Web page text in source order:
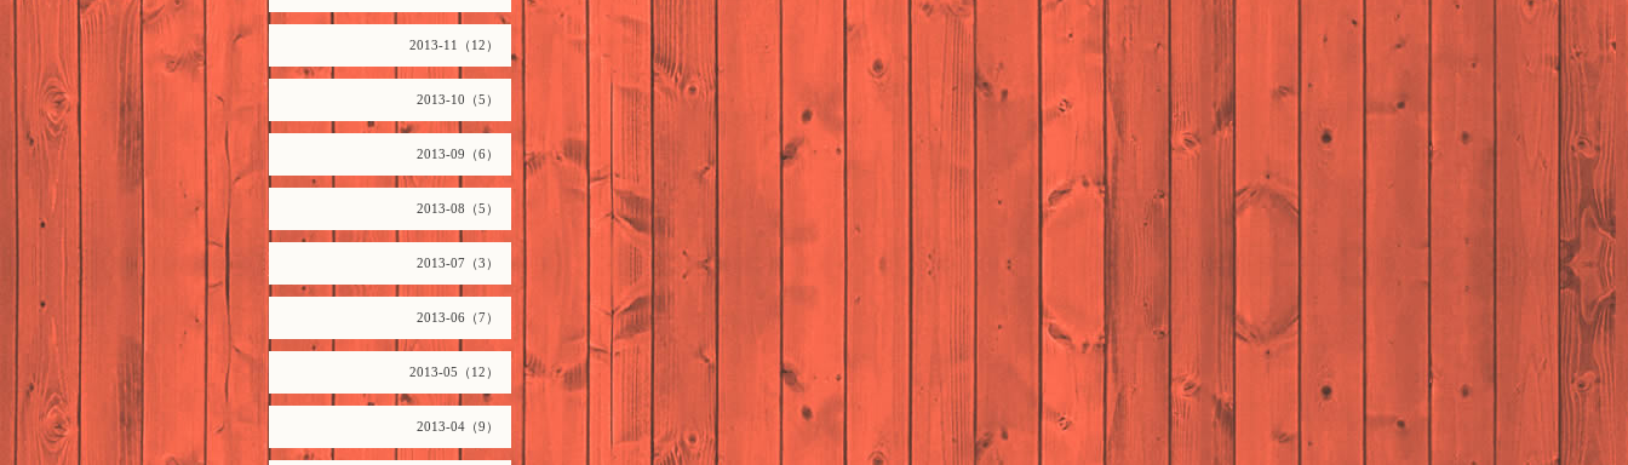
2013-11（12）
2013-10（5）
2013-09（6）
2013-08（5）
2013-07（3）
2013-06（7）
2013-05（12）
2013-04（9）